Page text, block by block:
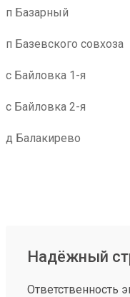
п Базарный
п Базевского совхоза
с Байловка 1-я
с Байловка 2-я
д Балакирево
Надёжный
Ответственность